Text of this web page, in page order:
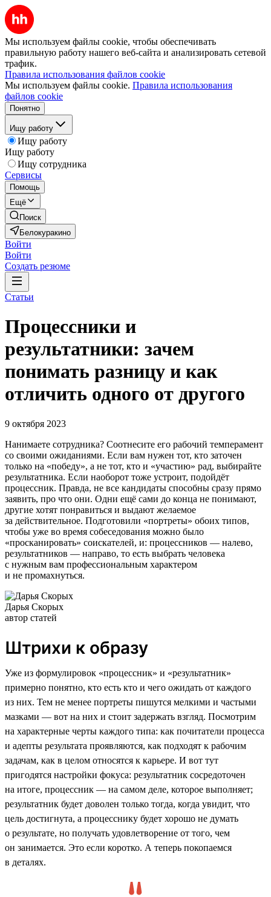
Мы используем файлы cookie, чтобы обеспечивать
правильную работу нашего веб-сайта и анализировать сетевой
трафик.
Правила использования файлов cookie
Мы используем файлы cookie. Правила использования
файлов cookie
Понятно
Ищу работу
Ищу работу
Ищу работу
Ищу сотрудника
Сервисы
Помощь
Ещё
Поиск
Белокуракино
Войти
Войти
Создать резюме
Статьи
Процессники и
результатники: зачем
понимать разницу и как
отличить одного от другого
9 октября 2023
Нанимаете сотрудника? Соотнесите его рабочий темперамент
со своими ожиданиями. Если вам нужен тот, кто заточен
только на «победу», а не тот, кто и «участию» рад, выбирайте
результатника. Если наоборот тоже устроит, подойдёт
процессник. Правда, не все кандидаты способны сразу прямо
заявить, про что они. Одни ещё сами до конца не понимают,
другие хотят понравиться и выдают желаемое
за действительное. Подготовили «портреты» обоих типов,
чтобы уже во время собеседования можно было
«просканировать» соискателей, и: процессников — налево,
результатников — направо, то есть выбрать человека
с нужным вам профессиональным характером
и не промахнуться.
Дарья Скорых
автор статей
Штрихи к образу
Уже из формулировок «процессник» и «результатник»
примерно понятно, кто есть кто и чего ожидать от каждого
из них. Тем не менее портреты пишутся мелкими и частыми
мазками — вот на них и стоит задержать взгляд. Посмотрим
на характерные черты каждого типа: как почитатели процесса
и адепты результата проявляются, как подходят к рабочим
задачам, как в целом относятся к карьере. И вот тут
пригодятся настройки фокуса: результатник сосредоточен
на итоге, процессник — на самом деле, которое выполняет;
результатник будет доволен только тогда, когда увидит, что
цель достигнута, а процесснику будет хорошо не думать
о результате, но получать удовлетворение от того, чем
он занимается. Это если коротко. А теперь покопаемся
в деталях.